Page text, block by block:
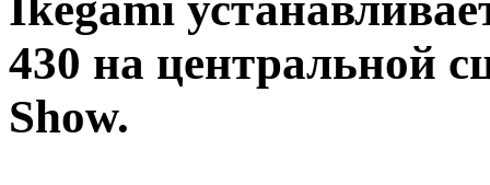
430 на центральной
Show.